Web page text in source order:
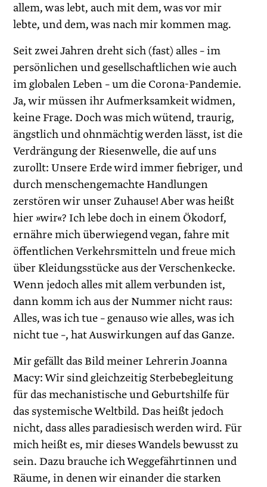
allem, was lebt, auch mit dem, was vor mir
lebte, und dem, was nach mir kommen mag.
Seit zwei Jahren dreht sich (fast) alles – im
persönlichen und gesellschaftlichen wie auch
im globalen Leben – um die Corona-Pandemie.
Ja, wir müssen ihr Aufmerksamkeit widmen,
keine Frage. Doch was mich wütend, traurig,
ängstlich und ohnmächtig werden lässt, ist die
Verdrängung der Riesenwelle, die auf uns
zurollt: Unsere Erde wird immer fiebriger, und
durch menschengemachte Handlungen
zerstören wir unser Zuhause! Aber was heißt
hier »wir«? Ich lebe doch in einem Ökodorf,
ernähre mich überwiegend vegan, fahre mit
öffentlichen Verkehrsmitteln und freue mich
über Kleidungsstücke aus der Verschenkecke.
Wenn jedoch alles mit allem verbunden ist,
dann komm ich aus der Nummer nicht raus:
Alles, was ich tue – genauso wie alles, was ich
nicht tue –, hat Auswirkungen auf das Ganze.
Mir gefällt das Bild meiner Lehrerin Joanna
Macy: Wir sind gleichzeitig Sterbebegleitung
für das mechanistische und Geburtshilfe für
das systemische Weltbild. Das heißt jedoch
nicht, dass alles paradiesisch werden wird. Für
mich heißt es, mir dieses Wandels bewusst zu
sein. Dazu brauche ich Weggefährtinnen und
Räume, in denen wir einander die starken